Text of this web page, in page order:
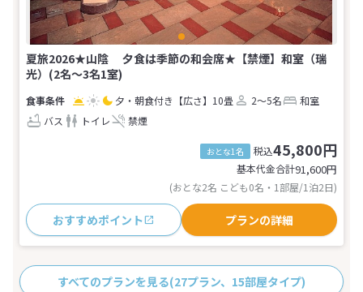
夏旅2026★山陰 夕食は季節の和会席★【禁煙】和室（瑞
光）(2名～3名1室)
夕・朝食付き 【広さ】10畳 2～5名
和室
バス
トイレ 禁煙
おとな1名 税込45,800円
基本代金合計91,600円
(おとな2名 こども0名・1部屋/1泊2日)
おすすめポイント プランの詳細
すべてのプランを見る(27プラン、15部屋タイプ)